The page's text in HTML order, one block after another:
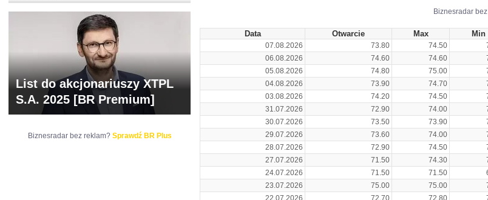
Biznesradar
Data Otwarcie Max Min
07.08.2026 73.80 74.50
06.08.2026
74.60 74.60
05.08.2026
74.80 75.00
04.08.2026
73.90 74.70
03.08.2026
74.20 74.50
31.07.2026
72.90 74.00
30.07.2026
73.50 73.90
29.07.2026
73.60 74.00
28.07.2026
72.90 74.50
27.07.2026
71.50 74.30
24.07.2026
71.50 71.50
23.07.2026
75.00 75.00
22.07.2026
72.70 72.80
List do akcjonariuszy XTPL
S.A. 2025 [BR Premium]
Biznesradar bez reklam? Sprawdź BR Plus